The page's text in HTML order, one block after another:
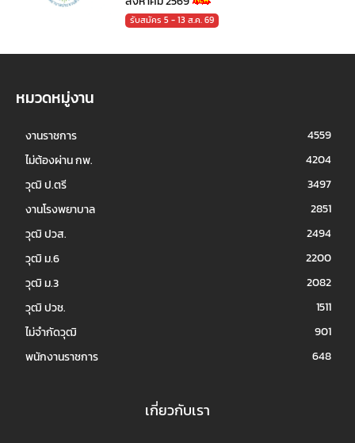
รับสมัคร 5 - 13 ส.ค. 69
หมวดหมู่งาน
งานราชการ
4559
ไม่ต้องผ่าน กพ.
4204
วุฒิ ป.ตรี
3497
งานโรงพยาบาล
2851
วุฒิ ปวส.
2494
วุฒิ ม.6
2200
วุฒิ ม.3
2082
วุฒิ ปวช.
1511
ไม่จำกัดวุฒิ
901
พนักงานราชการ
648
เกี่ยวกับเรา